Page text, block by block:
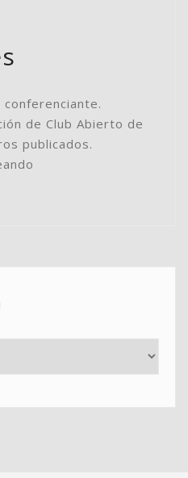
de Club Abierto de
publicados.